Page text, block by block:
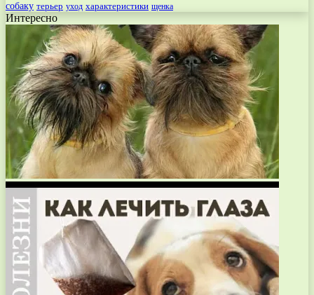
собаку терьер уход характеристики щенка
Интересно